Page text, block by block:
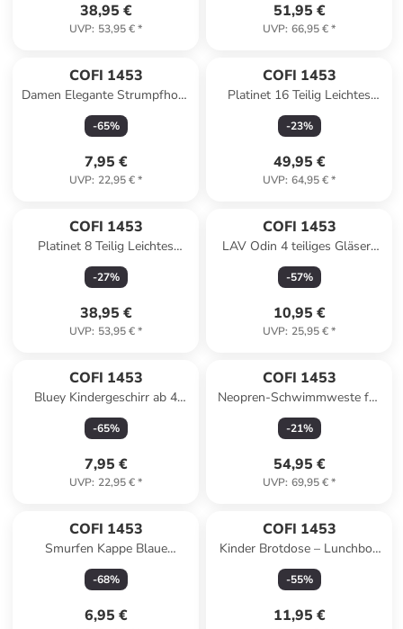
38,95 €
UVP: 53,95 €*
51,95 €
UVP: 66,95 €*
COFI 1453
Damen Elegante Strumpfhose
mit außergewöhnlicher
Elastizität in Schwarz
-65%
7,95 €
UVP: 22,95 €*
COFI 1453
Platinet 16 Teilig Leichtes
Besteckset für Wohnmobil
Picknick Camping in Grau
-23%
49,95 €
UVP: 64,95 €*
COFI 1453
Platinet 8 Teilig Leichtes
Besteckset für Wohnmobil
Picknick Camping in Grau
-27%
38,95 €
UVP: 53,95 €*
COFI 1453
LAV Odin 4 teiliges Gläser-
Set - 330 ml in Transparent
-57%
10,95 €
UVP: 25,95 €*
COFI 1453
Bluey Kindergeschirr ab 4
Jahren Schale für Kinder
mikrowellengeeignet in Blau
-65%
7,95 €
UVP: 22,95 €*
COFI 1453
Neopren-Schwimmweste für
Kinder - Schwimmhilfe mit
Auftriebshilfen in Blau
-21%
54,95 €
UVP: 69,95 €*
COFI 1453
Smurfen Kappe Blaue
Baseball Cap für Freizeit
Sommer und Alltag in
-68%
6,95 €
COFI 1453
Kinder Brotdose – Lunchbox
mit 3 Fächern & tollem Design
in Rosa
-55%
11,95 €